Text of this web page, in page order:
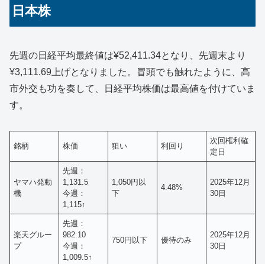
日本株
先週の日経平均最終値は¥52,411.34となり、先週末より
¥3,111.69上げとなりました。冒頭でも触れたように、高
市外交も功を奏して、日経平均株価は最高値を付けていま
す。
銘柄 株価 狙い 利回り
次回権利確
定日
ヤマハ発動
機
先週：
1,131.5
今週：
1,115↑
1,050円以
下
4.48%
2025年12月
30日
楽天グルー
プ
先週：
982.10
今週：
1,009.5↑
750円以下 優待のみ
2025年12月
30日